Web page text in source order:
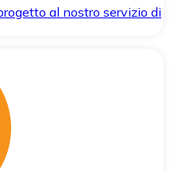
al nostro servizio di